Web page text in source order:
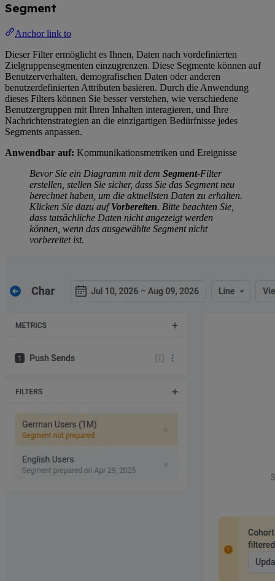
Segment
Anchor link to
Dieser Filter ermöglicht es Ihnen, Daten nach vordefinierten
Zielgruppensegmenten einzugrenzen. Diese Segmente können auf
Benutzerverhalten, demografischen Daten oder anderen
benutzerdefinierten Attributen basieren. Durch die Anwendung
dieses Filters können Sie besser verstehen, wie verschiedene
Benutzergruppen mit Ihren Inhalten interagieren, und Ihre
Nachrichtenstrategien an die einzigartigen Bedürfnisse jedes
Segments anpassen.
Anwendbar auf: Kommunikationsmetriken und Ereignisse
Bevor Sie ein Diagramm mit dem Segment-Filter
erstellen, stellen Sie sicher, dass Sie das Segment neu
berechnet haben, um die aktuellsten Daten zu erhalten.
Klicken Sie dazu aufVorbereiten. Bitte beachten Sie,
dass tatsächliche Daten nicht angezeigt werden
können, wenn das ausgewählte Segment nicht
vorbereitet ist.